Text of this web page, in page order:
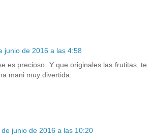
junio de 2016 a las 4:58
es precioso. Y que originales las frutitas, te
mani muy divertida.
de junio de 2016 a las 10:20